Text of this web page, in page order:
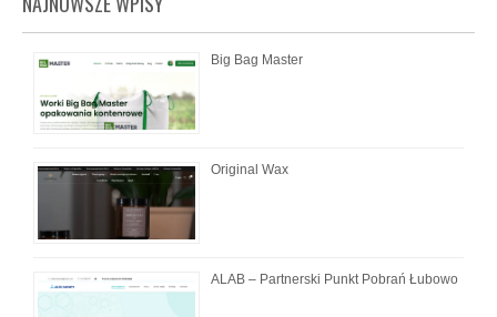
Big Bag Master
Original Wax
ALAB – Partnerski Punkt Pobrań Łubowo